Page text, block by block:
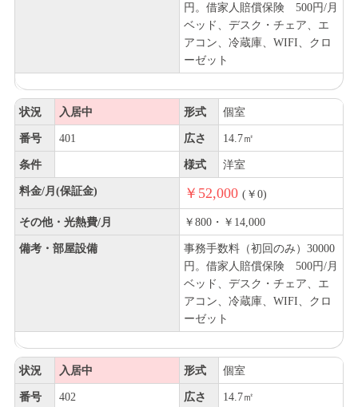
円。借家人賠償保険 500円/月
ベッド、デスク・チェア、エ
アコン、冷蔵庫、WIFI、クロ
ーゼット
状況 入居中 形式 個室
番号 401 広さ 14.7㎡
条件 様式 洋室
料金/月(保証金) ￥52,000 (￥0)
その他・光熱費/月 ￥800・￥14,000
備考・部屋設備
事務手数料（初回のみ）30000
円。借家人賠償保険 500円/月
ベッド、デスク・チェア、エ
アコン、冷蔵庫、WIFI、クロ
ーゼット
状況 入居中 形式 個室
番号 402 広さ 14.7㎡